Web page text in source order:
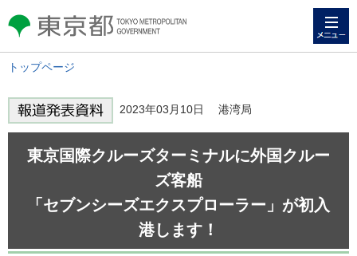
東京都 TOKYO METROPOLITAN
GOVERNMENT
トップページ
2023年03月10日 港湾局
東京国際クルーズターミナルに外国クルー
ズ客船
「セブンシーズエクスプローラー」が初入
港します！